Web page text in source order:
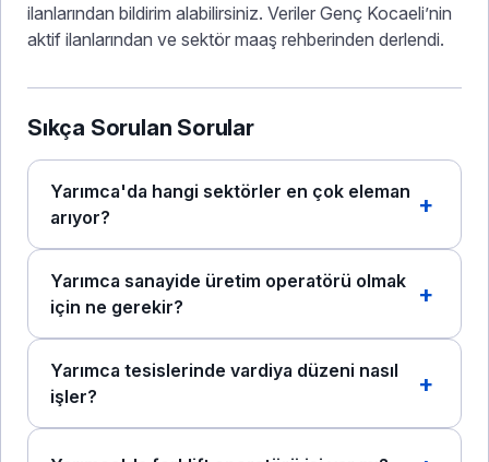
ilanlarından bildirim alabilirsiniz. Veriler Genç Kocaeli’nin
aktif ilanlarından ve sektör maaş rehberinden derlendi.
Sıkça Sorulan Sorular
Yarımca'da hangi sektörler en çok eleman
arıyor?
Yarımca sanayide üretim operatörü olmak
için ne gerekir?
Yarımca tesislerinde vardiya düzeni nasıl
işler?